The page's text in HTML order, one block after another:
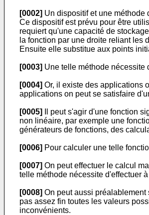
[0002] Un dispositif et une méthode
Ce dispositif est prévu pour être
requiert qu'une capacité de
la fonction par une droite reliant les
Ensuite elle substitue aux points
[0003] Une telle méthode nécessite
[0004] Or, il existe des applications
applications on peut se satisfaire
[0005]
Il peut s'agir d'une fonction
non linéaire, par exemple une
générateurs de fonctions, des
[0006] Pour calculer une telle
[0007] On peut effectuer le calcul
telle méthode nécessite d'effectuer
[0008] On peut aussi
pas assez fin toutes les valeurs
inconvénients.